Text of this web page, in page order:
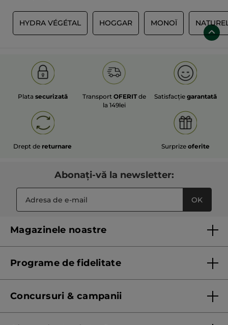
HYDRA VÉGÉTAL HOGGAR MONOÏ
Plata securizată Transport OFERITde
la 149lei
Satisfacțiegarantată
Drept de returnare Surprize oferite
Abonați-vă la newsletter:
OK
Magazinele noastre
Programe de fidelitate
Concursuri & campanii